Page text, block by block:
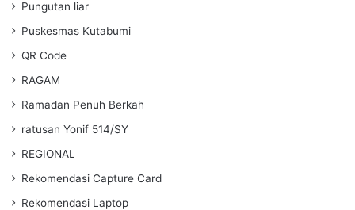
Pungutan liar
Puskesmas Kutabumi
QR Code
RAGAM
Ramadan Penuh Berkah
ratusan Yonif 514/SY
REGIONAL
Rekomendasi Capture Card
Rekomendasi Laptop